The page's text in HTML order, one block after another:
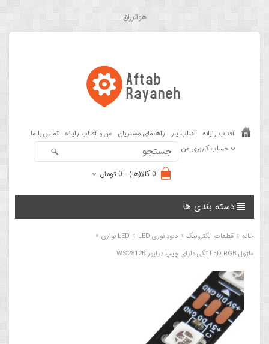
هوالرزاق
آفتاب رایانه آفتاب یار راهنمای مشتریان من و آفتاب رایانه تماس با ما
حساب کاربری من
0 کالا(ها) - 0 تومان
دسته بندی ها
خانه » قطعات الکترونیک » دیود نوری LED » LED نواری »
ماژول LED RGB تکی دارای چیپ درایور WS2812B